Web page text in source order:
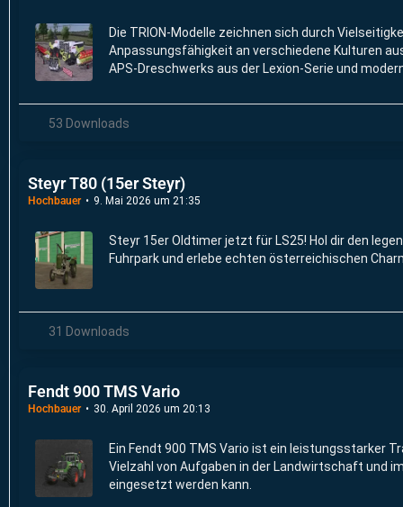
Die TRION-Modelle zeichnen sich durch
Anpassungsfähigkeit an verschiedene Kulturen
APS-Dreschwerks aus der Lexion-Serie und
53 Downloads
Steyr T80 (15er Steyr)
Hochbauer 9. Mai 2026 um 21:35
Steyr 15er Oldtimer jetzt für LS25! Hol dir den
Fuhrpark und erlebe echten österreichischen
31 Downloads
Fendt 900 TMS Vario
Hochbauer 30. April 2026 um 20:13
Ein Fendt 900 TMS Vario ist ein leistungsstarker
Vielzahl von Aufgaben in der Landwirtschaft und
eingesetzt werden kann.